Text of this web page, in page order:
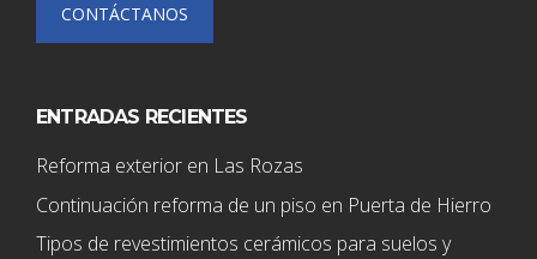
CONTÁCTANOS
ENTRADAS RECIENTES
Reforma exterior en Las Rozas
Continuación reforma de un piso en Puerta de Hierro
Tipos de revestimientos cerámicos para suelos y